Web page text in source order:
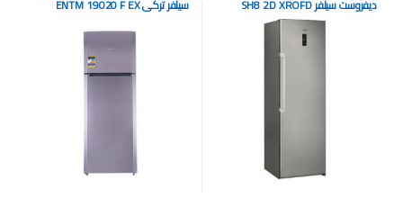
ديفروست سيلفر SH8 2D XROFD سيلفر تركي ENTM 19020 F EX